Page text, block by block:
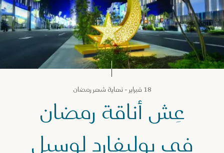
رمضان في درب لوسيل
18 فبراير - نهاية شهر رمضان
عِش أناقة رمضان
في بوليفارد لوسيل